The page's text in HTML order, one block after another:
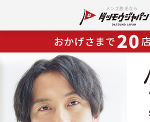
メンズ脱毛なら